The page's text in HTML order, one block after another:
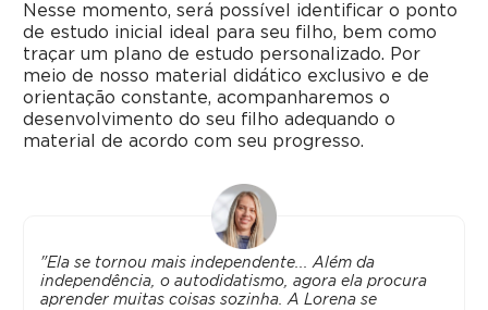
Nesse momento, será possível identificar o ponto
de estudo inicial ideal para seu filho, bem como
traçar um plano de estudo personalizado. Por
meio de nosso material didático exclusivo e de
orientação constante, acompanharemos o
desenvolvimento do seu filho adequando o
material de acordo com seu progresso.
"Ela se tornou mais independente... Além da
independência, o autodidatismo, agora ela procura
aprender muitas coisas sozinha. A Lorena se